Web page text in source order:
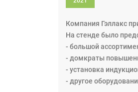
Компания Гэллакс
На стенде было
- большой
- домкраты
- установка
- другое